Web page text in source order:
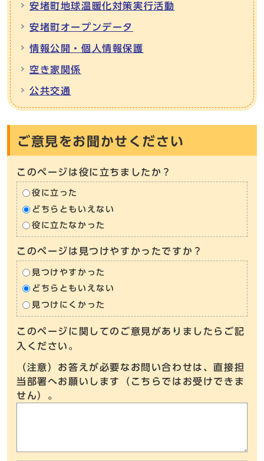
安堵町地球温暖化対策実行活動
安堵町オープンデータ
情報公開・個人情報保護
空き家関係
公共交通
ご意見をお聞かせください
このページは役に立ちましたか？
役に立った
どちらともいえない
役に立たなかった
このページは見つけやすかったですか？
見つけやすかった
どちらともいえない
見つけにくかった
このページに関してのご意見がありましたらご記
入ください。
（注意）お答えが必要なお問い合わせは、直接担
当部署へお願いします（こちらではお受けできま
せん）。